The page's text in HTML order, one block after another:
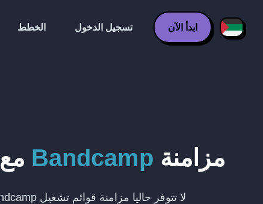
الخطط تسجيل الدخول ابدأ الآن
مزامنة Bandcamp مع
لا تتوفر حاليا مزامنة قوائم تشغيل Bandcamp تلقائيا مع YouTube.